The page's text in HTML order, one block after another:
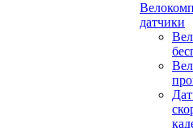
датчики